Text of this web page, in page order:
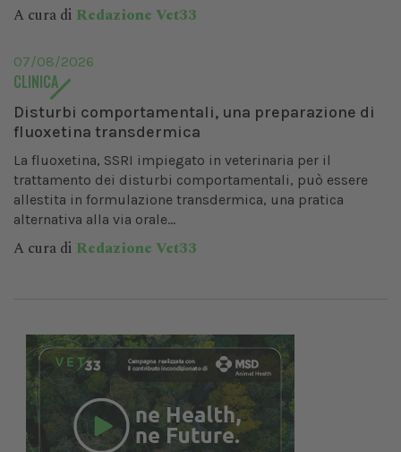
A cura di Redazione Vet33
07/08/2026
CLINICA
Disturbi comportamentali, una preparazione di
fluoxetina transdermica
La fluoxetina, SSRI impiegato in veterinaria per il
trattamento dei disturbi comportamentali, può essere
allestita in formulazione transdermica, una pratica
alternativa alla via orale...
A cura di Redazione Vet33